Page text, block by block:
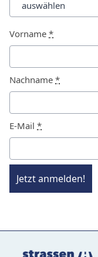
Vorname *
Nachname *
E-Mail *
Jetzt anmelden!